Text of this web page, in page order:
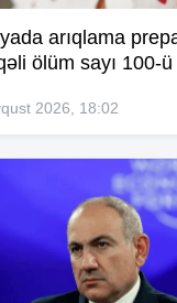
arıqlama
ölüm sayı 100-
2026, 18:02